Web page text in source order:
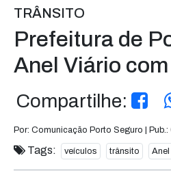
TRÂNSITO
Prefeitura de
Anel Viário
Compartilhe:
Por: Comunicação Porto Seguro |
Tags: veículos trânsito Anel